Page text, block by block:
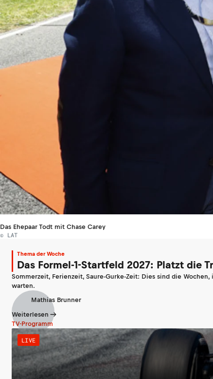
Das Ehepaar Todt mit Chase Carey
© LAT
Thema der Woche
Das Formel-1-Startfeld 2027: Platzt die
Sommerzeit, Ferienzeit, Saure-Gurke-Zeit: Dies sind die
warten.
Mathias Brunner
Weiterlesen
TV-Programm
LIVE